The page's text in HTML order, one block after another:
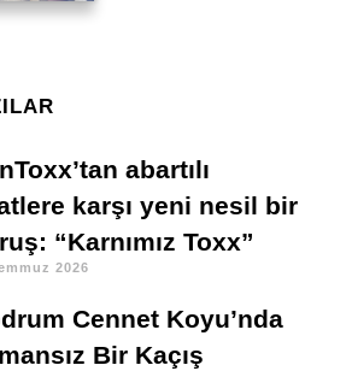
abartılı
karşı yeni nesil bir
“Karnımız Toxx”
2026
Cennet Koyu’nda
Bir Kaçış